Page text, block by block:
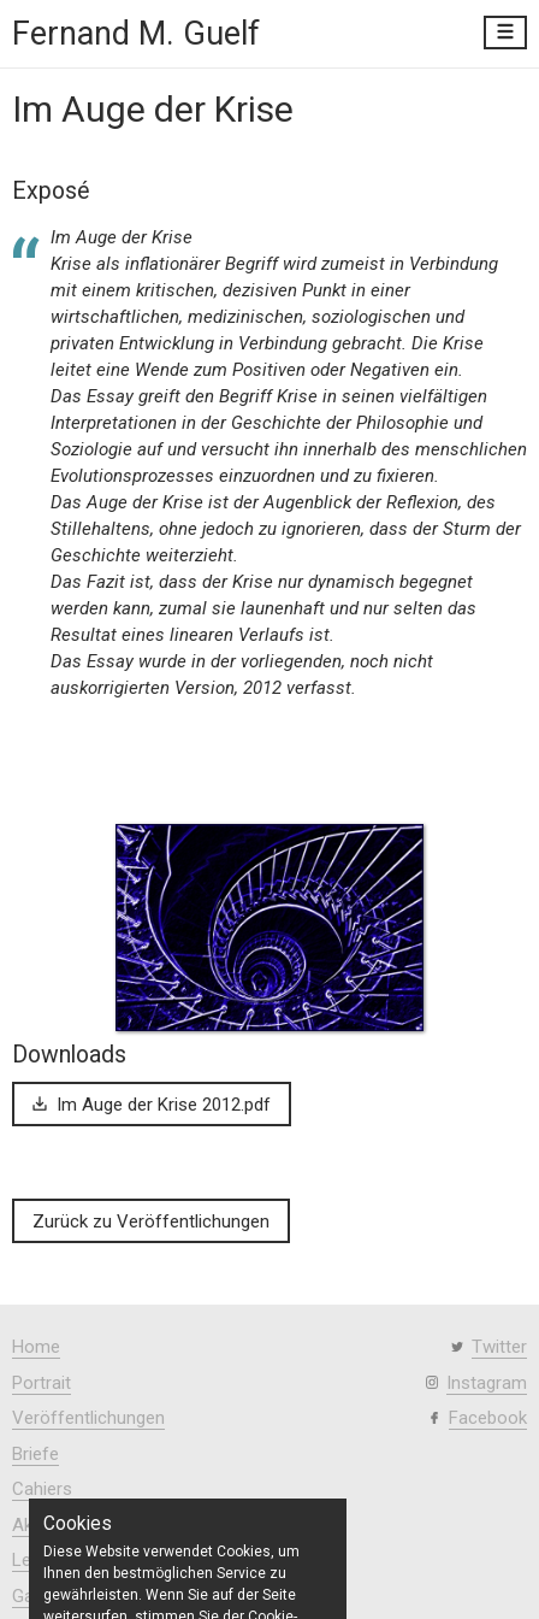
Fernand M. Guelf
Im Auge der Krise
Exposé
Im Auge der Krise
Krise als inflationärer Begriff wird zumeist in Verbindung
mit einem kritischen, dezisiven Punkt in einer
wirtschaftlichen, medizinischen, soziologischen und
privaten Entwicklung in Verbindung gebracht. Die Krise
leitet eine Wende zum Positiven oder Negativen ein.
Das Essay greift den Begriff Krise in seinen vielfältigen
Interpretationen in der Geschichte der Philosophie und
Soziologie auf und versucht ihn innerhalb des menschlichen
Evolutionsprozesses einzuordnen und zu fixieren.
Das Auge der Krise ist der Augenblick der Reflexion, des
Stillehaltens, ohne jedoch zu ignorieren, dass der Sturm der
Geschichte weiterzieht.
Das Fazit ist, dass der Krise nur dynamisch begegnet
werden kann, zumal sie launenhaft und nur selten das
Resultat eines linearen Verlaufs ist.
Das Essay wurde in der vorliegenden, noch nicht
auskorrigierten Version, 2012 verfasst.
Downloads
Im Auge der Krise 2012.pdf
Zurück zu Veröffentlichungen
Home
Portrait
Veröffentlichungen
Briefe
Cahiers
Aktuell
Lesezeichen
Galerien
Twitter
Instagram
Facebook
Cookies
Diese Website verwendet Cookies, um
Ihnen den bestmöglichen Service zu
gewährleisten. Wenn Sie auf der Seite